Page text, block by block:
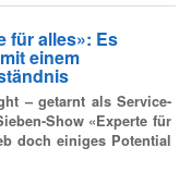
für alles»: Es
einem
– getarnt als Service-
Show «Experte für
doch einiges Potential